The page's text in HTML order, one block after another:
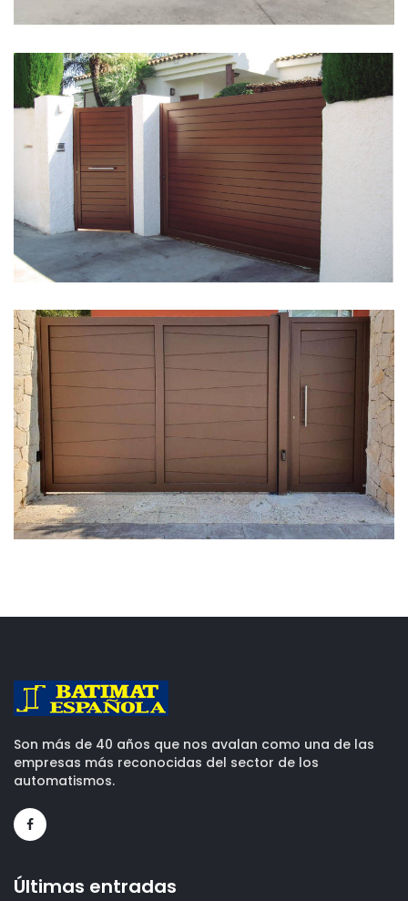
Son más de 40 años que nos avalan como una de las
empresas más reconocidas del sector de los
automatismos.
Últimas entradas